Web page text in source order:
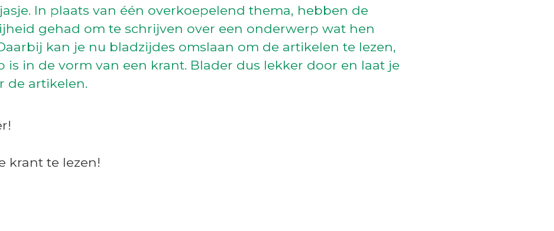
In plaats van één overkoepelend thema, hebben de
gehad om te schrijven over een onderwerp wat hen
kan je nu bladzijdes omslaan om de artikelen te lezen,
is in de vorm van een krant. Blader dus lekker door en laat je
de artikelen.
krant te lezen!